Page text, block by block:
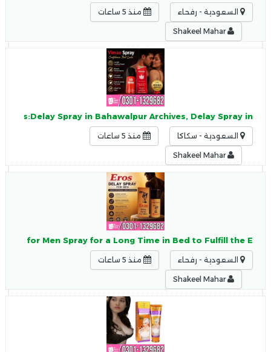
السعودية - رفحاء منذ 5 ساعات
Shakeel Mahar
Spray in Bahawalpur Archives, Delay Spray in
السعودية - سكاكا منذ 5 ساعات
Shakeel Mahar
Best for Men Spray for a Long Time in Bed to Fulfill the E
السعودية - رفحاء منذ 5 ساعات
Shakeel Mahar